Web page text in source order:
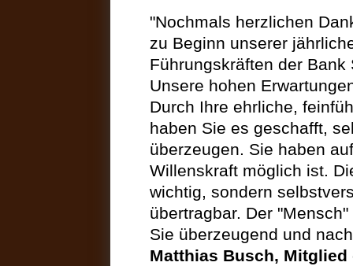
"Nochmals herzlichen
zu Beginn unserer
Führungskräften der
Unsere hohen
Durch Ihre ehrliche,
haben Sie es geschafft,
überzeugen. Sie haben
Willenskraft möglich ist.
wichtig, sondern
übertragbar. Der
Sie überzeugend und
Matthias Busch,